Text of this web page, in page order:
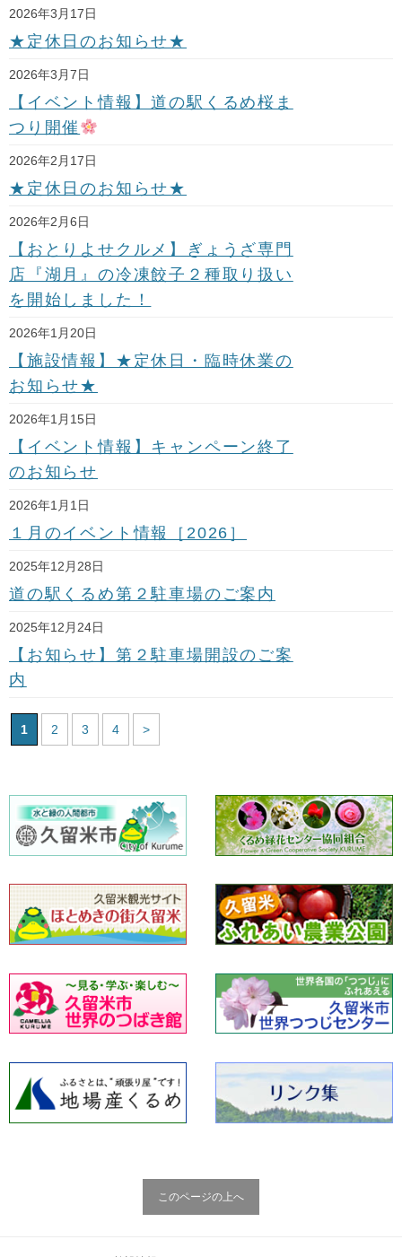
2026年3月17日
★定休日のお知らせ★
2026年3月7日
【イベント情報】道の駅くるめ桜ま
つり開催
2026年2月17日
★定休日のお知らせ★
2026年2月6日
【おとりよせクルメ】ぎょうざ専門
店『湖月』の冷凍餃子２種取り扱い
を開始しました！
2026年1月20日
【施設情報】★定休日・臨時休業の
お知らせ★
2026年1月15日
【イベント情報】キャンペーン終了
のお知らせ
2026年1月1日
１月のイベント情報［2026］
2025年12月28日
道の駅くるめ第２駐車場のご案内
2025年12月24日
【お知らせ】第２駐車場開設のご案
内
1 2 3 4 >
このページの上へ